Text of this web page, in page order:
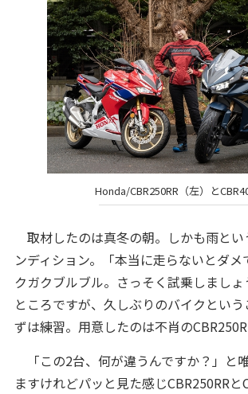
Honda/CBR250RR（左）と
取材したのは真冬の朝。しかも雨とい
ンディション。「本当に走らないとダメ
クガクブルブル。さっそく試乗しまし
ところですが、久しぶりのバイクとい
ずは練習。用意したのは不肖の
「この2台、何が違うんですか？」と
ますけれどパッと見た感じCBR250RRと